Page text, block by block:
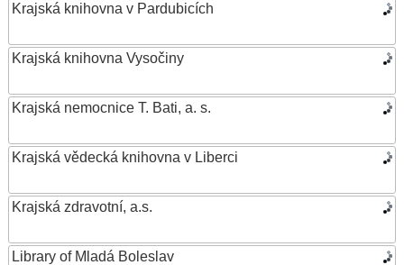
Krajská knihovna v Pardubicích
Krajská knihovna Vysočiny
Krajská nemocnice T. Bati, a. s.
Krajská vědecká knihovna v Liberci
Krajská zdravotní, a.s.
Library of Mladá Boleslav